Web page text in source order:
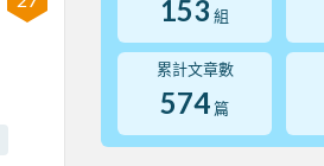
153 組
累計文章數
574 篇